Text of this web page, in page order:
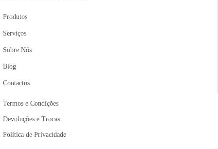
Produtos
Serviços
Sobre Nós
Blog
Contactos
Termos e Condições
Devoluções e Trocas
Política de Privacidade